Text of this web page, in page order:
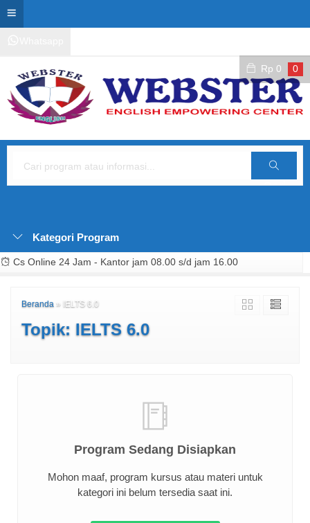
Rp 0 0
Cari
Kategori Program
Cs Online 24 Jam - Kantor jam 08.00 s/d jam 16.00
Beranda » IELTS 6.0
Topik: IELTS 6.0
Program Sedang Disiapkan
Mohon maaf, program kursus atau materi untuk
kategori ini belum tersedia saat ini.